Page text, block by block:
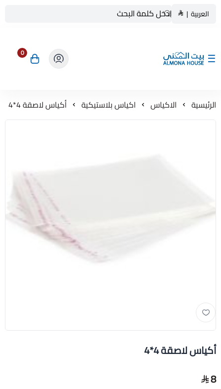
العربية |
بيت المنى ALMONA HOUSE
0
الرئيسية الاكياس اكياس بلاستيكية أكياس لاصقة 4*4
أكياس لاصقة 4*4
8